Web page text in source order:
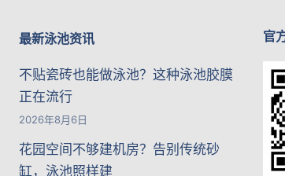
最新泳池资讯
不贴瓷砖也能做泳池？这种泳池胶膜
正在流行
2026年8月6日
花园空间不够建机房？告别传统砂
缸，泳池照样建
官